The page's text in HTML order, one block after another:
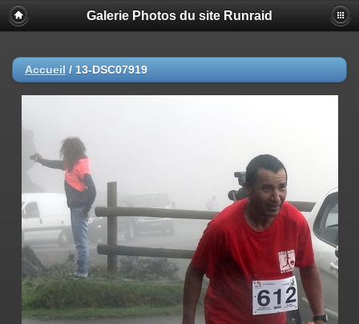
Galerie Photos du site Runraid
Accueil / 13-DSC07919